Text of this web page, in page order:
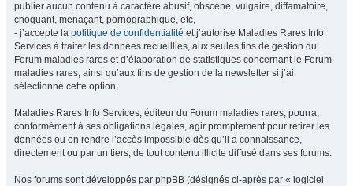
publier aucun contenu à caractère abusif, obscène, vulgaire, diffamatoire,
choquant, menaçant, pornographique, etc,
- j’accepte la politique de confidentialité et j’autorise Maladies Rares Info
Services à traiter les données recueillies, aux seules fins de gestion du
Forum maladies rares et d’élaboration de statistiques concernant le Forum
maladies rares, ainsi qu’aux fins de gestion de la newsletter si j’ai
sélectionné cette option,
Maladies Rares Info Services, éditeur du Forum maladies rares, pourra,
conformément à ses obligations légales, agir promptement pour retirer les
données ou en rendre l’accès impossible dès qu’il a connaissance,
directement ou par un tiers, de tout contenu illicite diffusé dans ses forums.
Nos forums sont développés par phpBB (désignés ci-après par « logiciel